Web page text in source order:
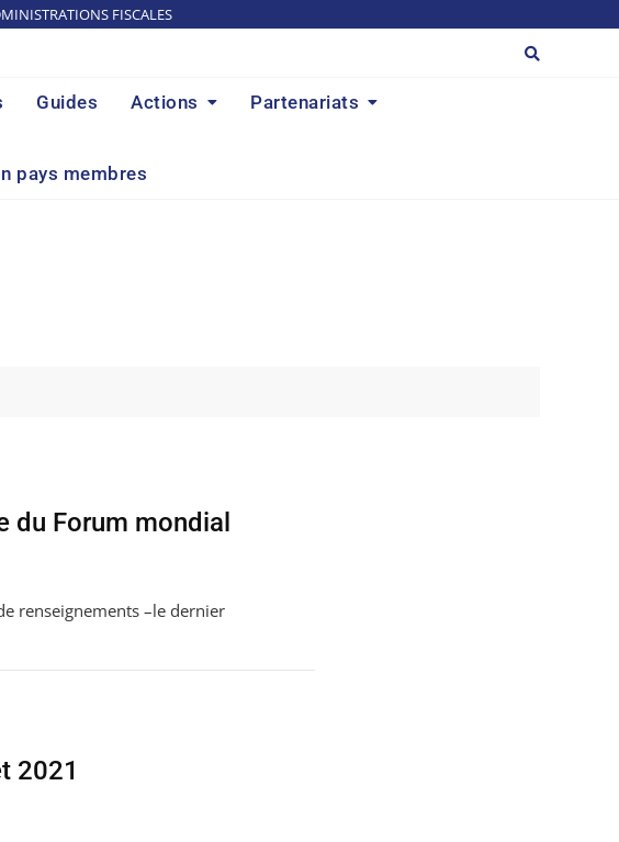
FISCALES
Guides Actions Partenariats
pays membres
du Forum mondial
renseignements –le dernier
2021